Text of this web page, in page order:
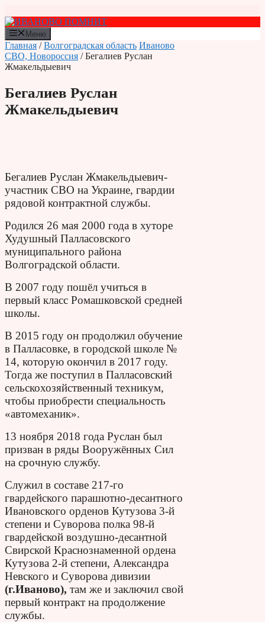
к
содержимому
Меню
Главная /Волгоградская область Иваново
СВО, Новороссия / Бегалиев Руслан
Жмакельдыевич
Бегалиев Руслан
Жмакельдыевич
Бегалиев Руслан Жмакельдыевич-
участник СВО на Украине, гвардии
рядовой контрактной службы.
Родился 26 мая 2000 года в хуторе
Худушный Палласовского
муниципального района
Волгоградской области.
В 2007 году пошёл учиться в
первый класс Ромашковской средней
школы.
В 2015 году он продолжил обучение
в Палласовке, в городской школе №
14, которую окончил в 2017 году.
Тогда же поступил в Палласовский
сельскохозяйственный техникум,
чтобы приобрести специальность
«автомеханик».
13 ноября 2018 года Руслан был
призван в ряды Вооружённых Сил
на срочную службу.
Служил в составе 217-го
гвардейского парашютно-десантного
Ивановского орденов Кутузова 3-й
степени и Суворова полка 98-й
гвардейской воздушно-десантной
Свирской Краснознаменной ордена
Кутузова 2-й степени, Александра
Невского и Суворова дивизии
(г.Иваново), там же и заключил свой
первый контракт на продолжение
службы.